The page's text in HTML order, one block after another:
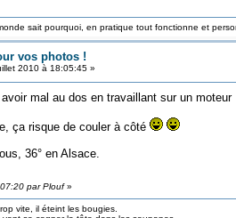
sait pourquoi, en pratique tout fonctionne et
vos photos !
2010 à 18:05:45 »
mal au dos en travaillant sur un moteur
ça risque de couler à côté
36° en Alsace.
par Plouf»
vite, il éteint les bougies.